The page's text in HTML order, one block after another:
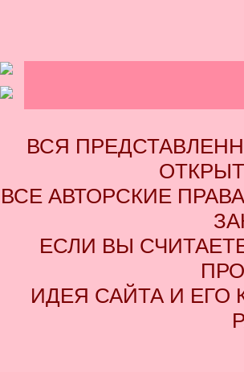
ВСЯ
ВСЕ АВТОРСКИЕ
ЕСЛИ ВЫ
ИДЕЯ САЙТА И ЕГО